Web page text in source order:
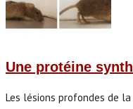
Une protéine
Les lésions profondes de